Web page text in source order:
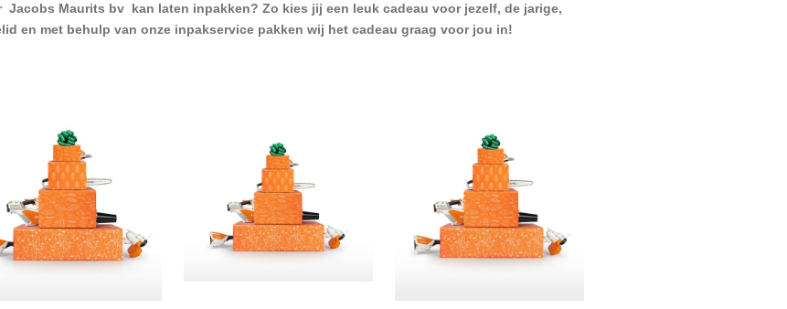
Maurits bv kan laten inpakken? Zo kies jij een leuk cadeau voor jezelf, de jarige,
en met behulp van onze inpakservice pakken wij het cadeau graag voor jou in!